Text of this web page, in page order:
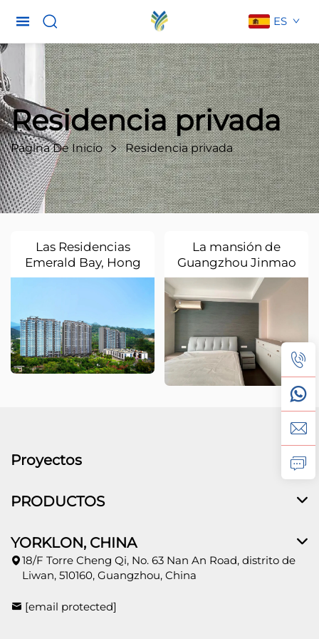
ES
Residencia privada
Página De Inicio Residencia privada
Las Residencias
Emerald Bay, Hong
Kong
La mansión de
Guangzhou Jinmao
Proyectos
PRODUCTOS
YORKLON, CHINA
18/F Torre Cheng Qi, No. 63 Nan An Road, distrito de
Liwan, 510160, Guangzhou, China
[email protected]